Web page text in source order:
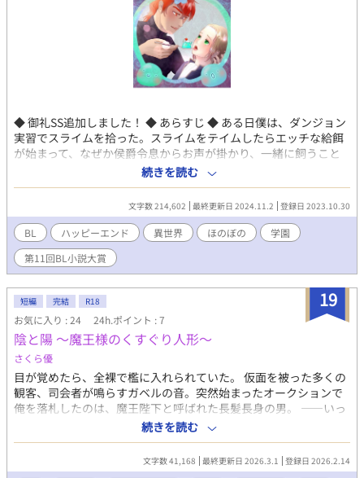
◆ 御礼SS追加しました！ ◆ あらすじ ◆ ある日僕は、ダンジョン
実習でスライムを拾った。スライムをテイムしたらエッチな給餌
が始まって、なぜか侯爵令息からお声が掛かり、一緒に飼うこと
になってしまって、気が付いたら恋人に？！ いきなり背後注意で
す。 ◆ ジャスパー・ジュール（Jasper Joule） ジュール子爵家三
男。 薄い茶髪に翠玉の目、頬にそばかす。ちょっと童顔で線の細
いガリ勉タイプ。 運動神経はからっきし、と本人は思っている。
従魔はスライムのローム。 ◆ キース・ケラハー（Keith
Kellegher） ケラハー侯爵家次男。 赤髪赤目、オレンジ寄り。脳
筋。人前での一人称は僕、心の中では俺。 腹黒残念イケメン。声
はテノール。 ジャスパーからスライムのロームを借り受けること
になった。 ◆ ローレンス・リドゲート（Laurence Lydgate） リ
ドゲート伯爵家四男。 黒髪黒目。ストレートの長髪、鋭い目つ
き、無愛想。一人称は私。 無自覚俺様。女子生徒からはクールな
イケメン枠で人気がある。 従魔はLeonard レナード、翼を生やし
た赤目の黒蛇。 ◆ R18シーンを含む話には、サブタイトルに※印
をつけています。そしてほとんど付いています。ご注意くださ
い。 ◆ 他サイトにも掲載しています。 ◆ 表紙はまめ先生
（@mamedanuki_bl）に描いていただきました。まめ先生あり
がとうございます！
続きを読む
文字数 214,602 最終更新日 2024.11.2 登録日 2023.10.30
BL ハッピーエンド 異世界 ほのぼの
学園
第11回BL小説大賞
19
短編 完結 R18
お気に入り : 24 24h.ポイント : 7
陰と陽 〜魔王様のくすぐり人形〜
さくら優
目が覚めたら、全裸で檻に入れられていた。 仮面を被った多くの
観客、司会者が鳴らすガベルの音。突然始まったオークションで
俺を落札したのは、魔王陛下と呼ばれた長髪長身の男。 ――いっ
たい俺、どうなっちゃうの⋯！？ 意外と優しい魔王様✕ごく普通
の男の子 ※タイトルからお分かりの通り、ラブシーンはくすぐり
続きを読む
文字数 41,168 最終更新日 2026.3.1 登録日 2026.2.14